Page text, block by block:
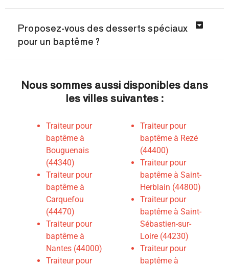
Proposez-vous des desserts spéciaux
pour un baptême ?
Nous sommes aussi disponibles dans
les villes suivantes :
Traiteur pour
baptême à
Bouguenais
(44340)
Traiteur pour
baptême à
Carquefou
(44470)
Traiteur pour
baptême à
Nantes (44000)
Traiteur pour
Traiteur pour
baptême à Rezé
(44400)
Traiteur pour
baptême à Saint-
Herblain (44800)
Traiteur pour
baptême à Saint-
Sébastien-sur-
Loire (44230)
Traiteur pour
baptême à